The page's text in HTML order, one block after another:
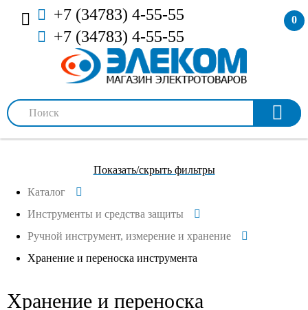
+7 (34783) 4-55-55
+7 (34783) 4-55-55
0
Показать/скрыть фильтры
Каталог
Инструменты и средства защиты
Ручной инструмент, измерение и хранение
Хранение и переноска инструмента
Хранение и переноска